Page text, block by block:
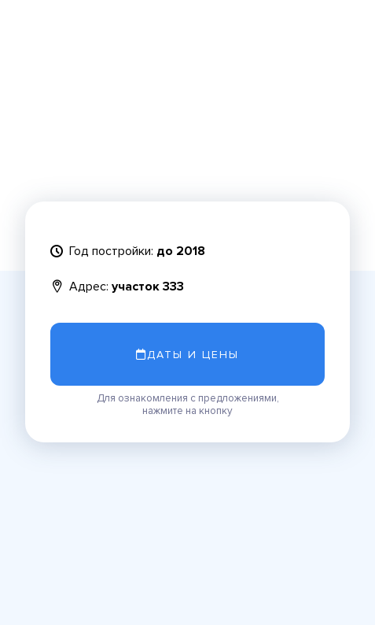
Год постройки: до 2018
Адрес: участок 333
ДАТЫ И ЦЕНЫ
Для ознакомления с предложениями,
нажмите на кнопку